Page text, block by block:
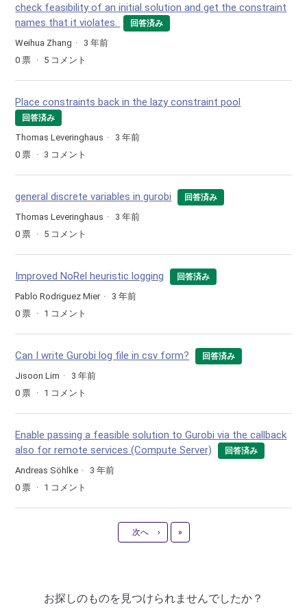
check feasibility of an initial solution and get the constraint
names that it violates.
回答済み
Weihua Zhang
3 年前
0 票 5 コメント
Place constraints back in the lazy constraint pool
回答済み
Thomas Leveringhaus
3 年前
0 票 3 コメント
general discrete variables in gurobi 回答済み
Thomas Leveringhaus
3 年前
0 票 5 コメント
Improved NoRel heuristic logging 回答済み
Pablo Rodriguez Mier
3 年前
0 票 1 コメント
Can I write Gurobi log file in csv form? 回答済み
Jisoon Lim
3 年前
0 票 1 コメント
Enable passing a feasible solution to Gurobi via the callback
also for remote services (Compute Server)
回答済み
Andreas Söhlke
3 年前
0 票 1 コメント
次へ › 最新
»
お探しのものを見つけられませんでしたか？